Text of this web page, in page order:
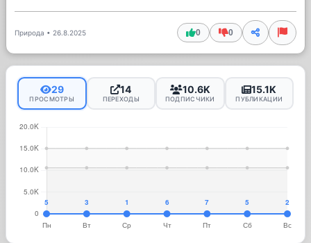
Природа • 26.8.2025 0 0
29
ПРОСМОТРЫ
14
ПЕРЕХОДЫ
10.6K
ПОДПИСЧИКИ
15.1K
ПУБЛИКАЦИИ